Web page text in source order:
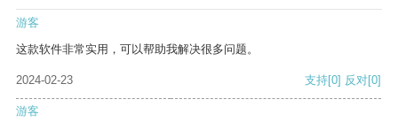
游客
这款软件非常实用，可以帮助我解决很多问题。
2024-02-23 支持[0] 反对[0]
游客